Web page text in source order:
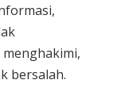
bersalah.